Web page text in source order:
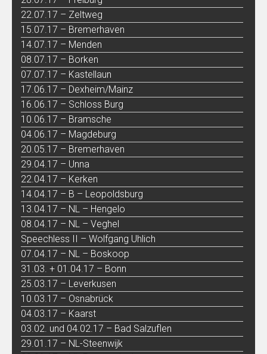
22.07.17 – Zeltweg
15.07.17 – Bremerhaven
14.07.17 – Menden
08.07.17 – Borken
07.07.17 – Kastellaun
17.06.17 – Dexheim/Mainz
16.06.17 – Schloss Burg
10.06.17 – Bramsche
04.06.17 – Magdeburg
20.05.17 – Bremerhaven
29.04.17 – Unna
22.04.17 – Kerken
14.04.17 – B – Leopoldsburg
13.04.17 – NL – Hengelo
08.04.17 – NL – Veghel
Speechless II – Wolfgang Uhlich
07.04.17 – NL – Boskoop
31.03. + 01.04.17 – Bonn
25.03.17 – Leverkusen
10.03.17 – Osnabrück
04.03.17 – Kaarst
03.02. und 04.02.17 – Bad Salzuflen
29.01.17 – NL-Steenwijk